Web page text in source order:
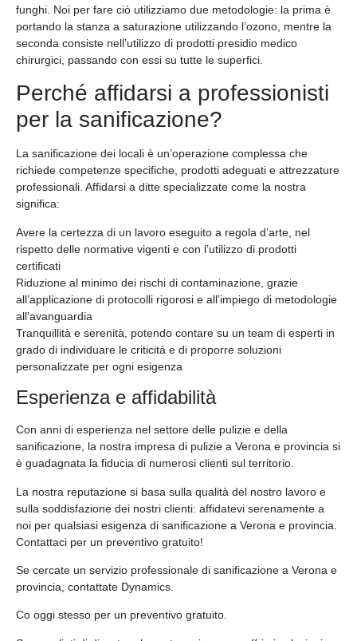
funghi. Noi per fare ciò utilizziamo due metodologie: la prima è
portando la stanza a saturazione utilizzando l’ozono, mentre la
seconda consiste nell’utilizzo di prodotti presidio medico
chirurgici, passando con essi su tutte le superfici.
Perché affidarsi a professionisti
per la sanificazione?
La sanificazione dei locali è un’operazione complessa che
richiede competenze specifiche, prodotti adeguati e attrezzature
professionali. Affidarsi a ditte specializzate come la nostra
significa:
Avere la certezza di un lavoro eseguito a regola d’arte, nel
rispetto delle normative vigenti e con l’utilizzo di prodotti
certificati
Riduzione al minimo dei rischi di contaminazione, grazie
all’applicazione di protocolli rigorosi e all’impiego di metodologie
all’avanguardia
Tranquillità e serenità, potendo contare su un team di esperti in
grado di individuare le criticità e di proporre soluzioni
personalizzate per ogni esigenza
Esperienza e affidabilità
Con anni di esperienza nel settore delle pulizie e della
sanificazione, la nostra impresa di pulizie a Verona e provincia si
è guadagnata la fiducia di numerosi clienti sul territorio.
La nostra reputazione si basa sulla qualità del nostro lavoro e
sulla soddisfazione dei nostri clienti: affidatevi serenamente a
noi per qualsiasi esigenza di sanificazione a Verona e provincia.
Contattaci per un preventivo gratuito!
Se cercate un servizio professionale di sanificazione a Verona e
provincia, contattate Dynamics.
Co oggi stesso per un preventivo gratuito.